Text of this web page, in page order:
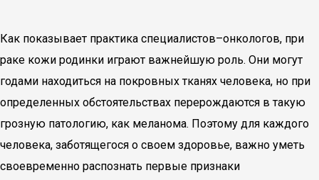
Как показывает практика специалистов–онкологов, при
раке кожи родинки играют важнейшую роль. Они могут
годами находиться на покровных тканях человека, но при
определенных обстоятельствах перерождаются в такую
грозную патологию, как меланома. Поэтому для каждого
человека, заботящегося о своем здоровье, важно уметь
своевременно распознать первые признаки